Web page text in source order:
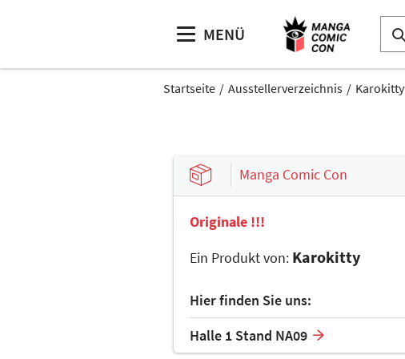
MENÜ
Startseite Ausstellerverzeichnis Karokitty
Manga Comic Con
Originale !!!
Ein Produkt von: Karokitty
Hier finden Sie uns:
Halle 1 Stand NA09